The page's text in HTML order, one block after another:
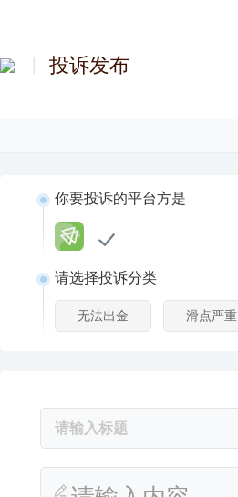
投诉发布
你要投诉的平台方是
请选择投诉分类
无法出金 滑点严重